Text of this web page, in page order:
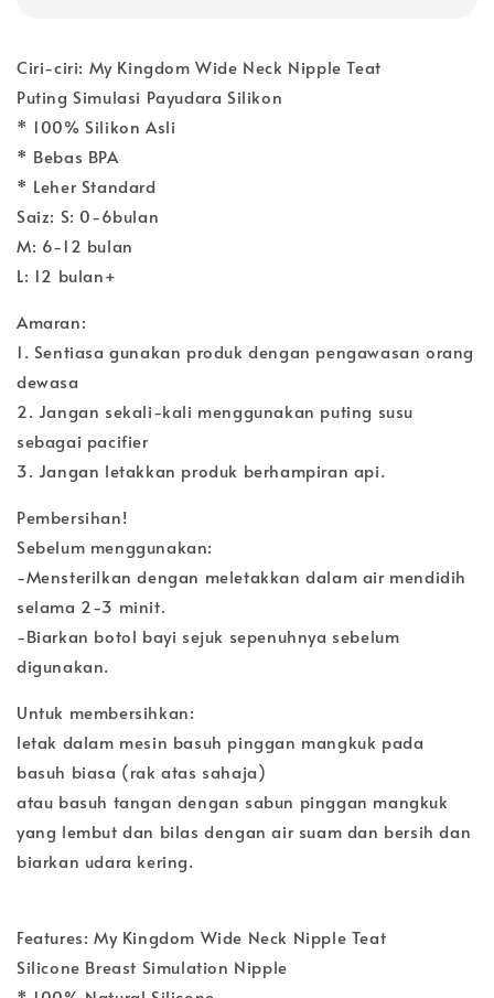
Ciri-ciri: My Kingdom Wide Neck Nipple Teat
Puting Simulasi Payudara Silikon
* 100% Silikon Asli
* Bebas BPA
* Leher Standard
Saiz: S: 0-6bulan
M: 6-12 bulan
L: 12 bulan+
Amaran:
1. Sentiasa gunakan produk dengan pengawasan orang
dewasa
2. Jangan sekali-kali menggunakan puting susu
sebagai pacifier
3. Jangan letakkan produk berhampiran api.
Pembersihan!
Sebelum menggunakan:
-Mensterilkan dengan meletakkan dalam air mendidih
selama 2-3 minit.
-Biarkan botol bayi sejuk sepenuhnya sebelum
digunakan.
Untuk membersihkan:
letak dalam mesin basuh pinggan mangkuk pada
basuh biasa (rak atas sahaja)
atau basuh tangan dengan sabun pinggan mangkuk
yang lembut dan bilas dengan air suam dan bersih dan
biarkan udara kering.
Features: My Kingdom Wide Neck Nipple Teat
Silicone Breast Simulation Nipple